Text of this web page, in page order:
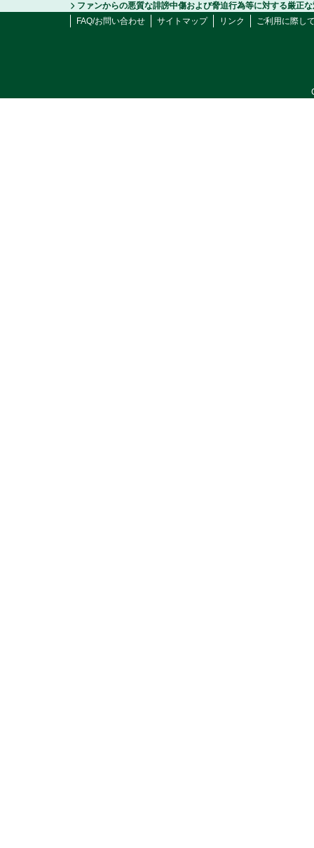
ファンからの悪質な誹謗中傷および脅迫行為等に対する厳正
FAQ/お問い合わせ
サイトマップ リンク ご利用に際し